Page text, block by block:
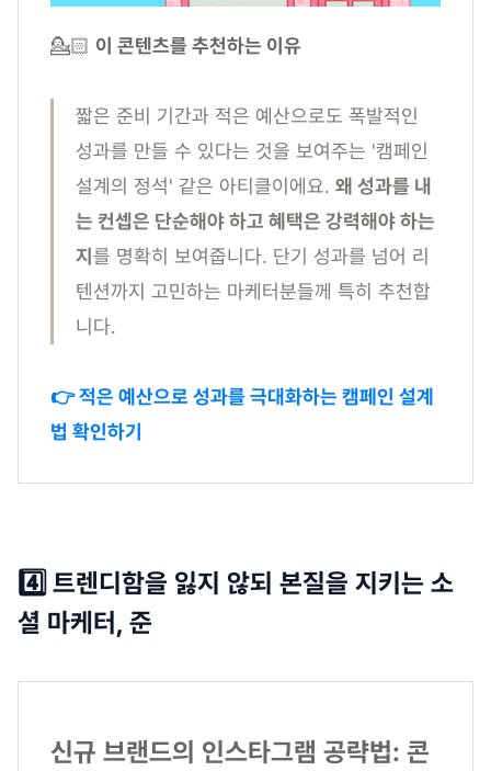
💁🏻 이 콘텐츠를 추천하는 이유
짧은 준비 기간과 적은 예산으로도 폭발적인
성과를 만들 수 있다는 것을 보여주는 '캠페인
설계의 정석' 같은 아티클이에요. 왜 성과를 내
는 컨셉은 단순해야 하고 혜택은 강력해야 하는
지 를 명확히 보여줍니다. 단기 성과를 넘어 리
텐션까지 고민하는 마케터분들께 특히 추천합
니다.
👉 적은 예산으로 성과를 극대화하는 캠페인 설계
법 확인하기
4️⃣ 트렌디함을 잃지 않되 본질을 지키는 소
셜 마케터, 준
신규 브랜드의 인스타그램 공략법: 콘